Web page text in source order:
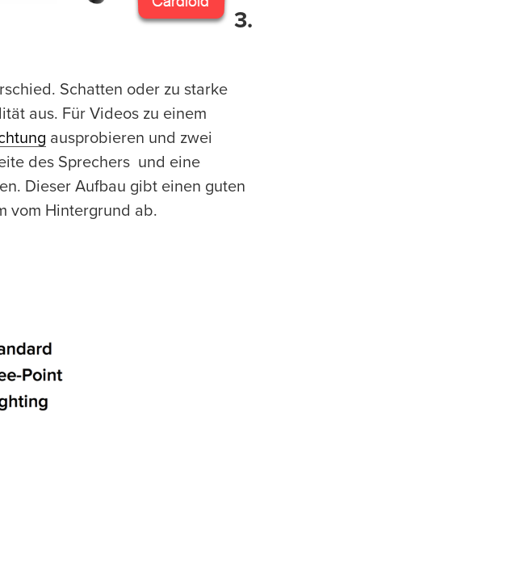
3.
Schatten oder zu starke
aus. Für Videos zu einem
ausprobieren und zwei
des Sprechers und eine
Dieser Aufbau gibt einen guten
vom Hintergrund ab.